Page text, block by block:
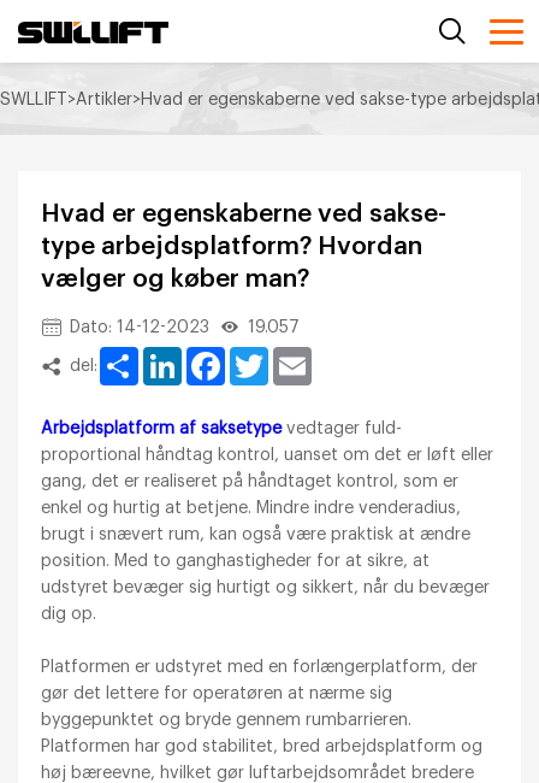
SWLLIFT>Artikler>Hvad er egenskaberne ved sakse-type
Hvad er egenskaberne ved sakse-
type arbejdsplatform? Hvordan
vælger og køber man?
Dato: 14-12-2023 19.057
del:
Share LinkedInFacebook
Twitter
Arbejdsplatform af saksetypevedtager fuld-
proportional håndtag kontrol, uanset om det er løft eller
gang, det er realiseret på håndtaget kontrol, som er
enkel og hurtig at betjene. Mindre indre venderadius,
brugt i snævert rum, kan også være praktisk at ændre
position. Med to ganghastigheder for at sikre, at
udstyret bevæger sig hurtigt og sikkert, når du bevæger
dig op.
Platformen er udstyret med en forlængerplatform, der
gør det lettere for operatøren at nærme sig
byggepunktet og bryde gennem rumbarrieren.
Platformen har god stabilitet, bred arbejdsplatform og
høj bæreevne, hvilket gør luftarbejdsområdet bredere